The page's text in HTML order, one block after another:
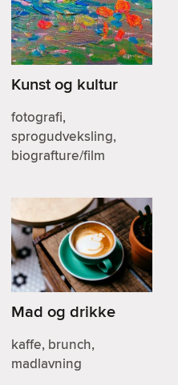
Kunst og kultur
fotografi,
sprogudveksling,
biografture/film
Mad og drikke
kaffe, brunch,
madlavning